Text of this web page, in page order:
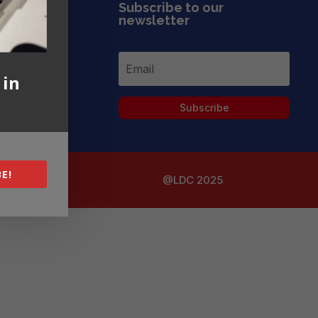
Subscribe to our
newsletter
Subscribe
@LDC 2025